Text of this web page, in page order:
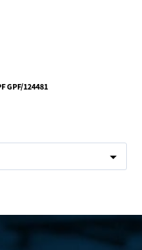
GPF/124481